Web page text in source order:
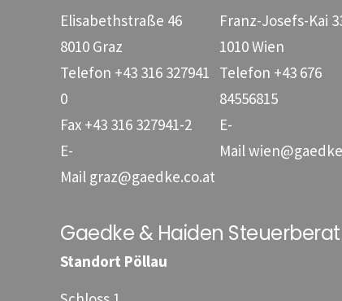
Elisabethstraße 46
8010 Graz
Telefon +43 316 327941
0
Fax +43 316 327941-2
E-
Mail graz@gaedke.co.at
Franz-Josefs-Kai
1010 Wien
Telefon +43 676
84556815
E-
Mail
Gaedke & Haiden
Standort Pöllau